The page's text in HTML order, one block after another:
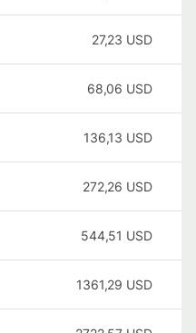
27,23 USD
68,06 USD
136,13 USD
272,26 USD
544,51 USD
1361,29 USD